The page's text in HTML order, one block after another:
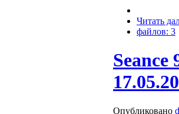
Читать
файлов: 3
Seance
Опубликовано